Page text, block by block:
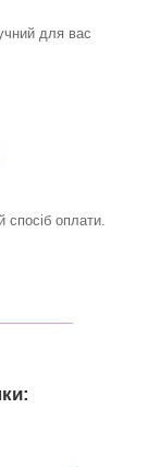
для вас
спосіб оплати.